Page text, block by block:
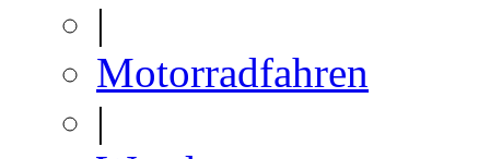
|
Motorradfahren
|